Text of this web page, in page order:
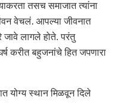
तसच समाजात त्यांना
वेचलं. आपल्या जीवनात
जावे लागले होते. परंतु
करीत बहुजनांचे हित जपणारा
योग्य स्थान मिळवून दिले